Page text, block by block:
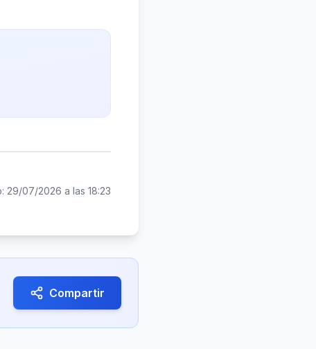
29/07/2026 a las 18:23
Compartir